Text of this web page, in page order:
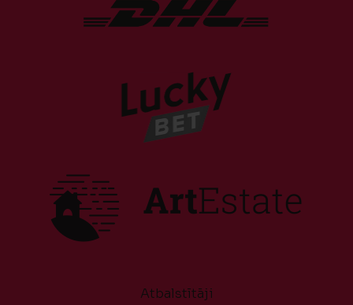
Atbalstītāji